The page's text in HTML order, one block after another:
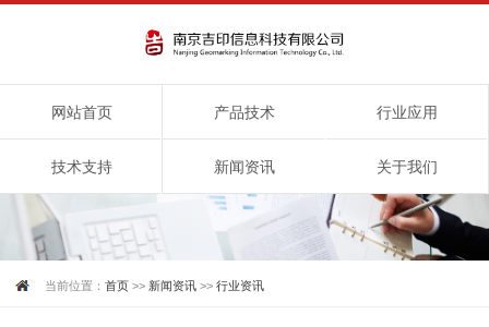
网站首页 产品技术 行业应用
技术支持 新闻资讯 关于我们
当前位置：首页 >> 新闻资讯 >>行业资讯